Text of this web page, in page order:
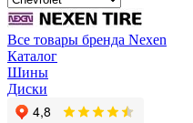
Все товары бренда Nexen
Каталог
Шины
Диски